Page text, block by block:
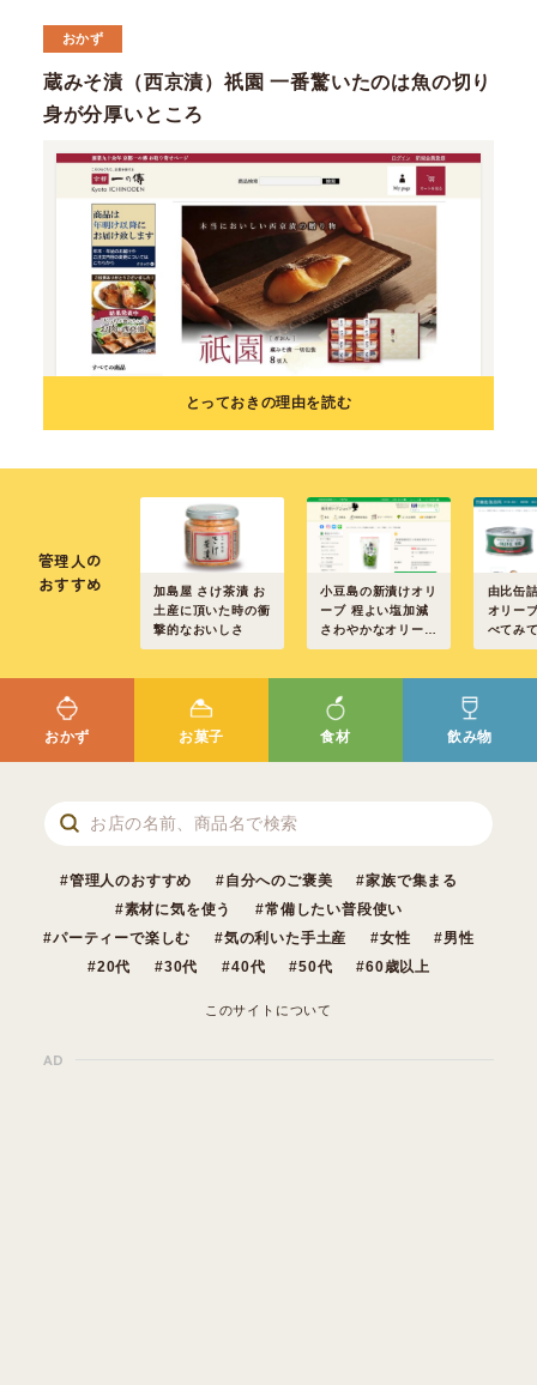
おかず
蔵みそ漬（西京漬）祇園 一番驚いたのは魚の切り
身が分厚いところ
とっておきの理由を読む
管理人の
おすすめ
加島屋 さけ茶漬 お
土産に頂いた時の衝
撃的なおいしさ
小豆島の新漬けオリ
ーブ 程よい塩加減
さわやかなオリーブ
の香り
由比缶
オリー
べてみ
ました
おかず お菓子 食材 飲み物
管理人のおすすめ 自分へのご褒美
家族で集まる
素材に気を使う
常備したい普段使い
パーティーで楽しむ
気の利いた手土産 女性
男性
20代
30代 40代 50代 60歳以上
このサイトについて